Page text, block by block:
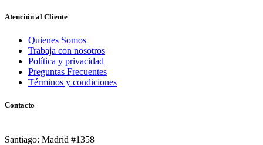
Atención al Cliente
Quienes Somos
Trabaja con nosotros
Política y privacidad
Preguntas Frecuentes
Términos y condiciones
Contacto
Santiago: Madrid #1358